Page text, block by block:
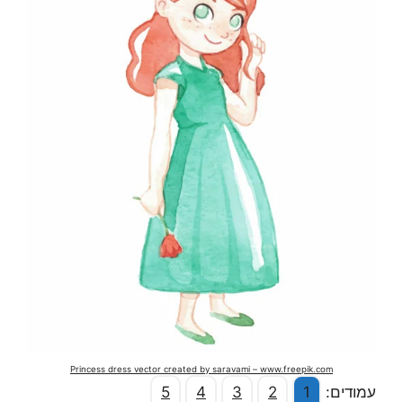
Princess dress vector created by saravami – www.freepik.com
עמודים: 1
2
3
4
5